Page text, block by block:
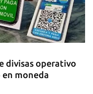
divisas operativo
en moneda